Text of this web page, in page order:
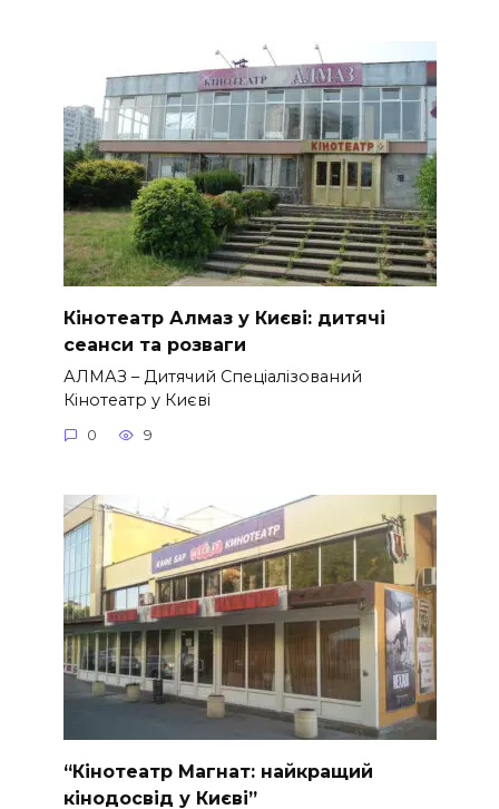
Кінотеатр Алмаз у Києві: дитячі
сеанси та розваги
АЛМАЗ – Дитячий Спеціалізований
Кінотеатр у Києві
0 9
“Кінотеатр Магнат: найкращий
кінодосвід у Києві”